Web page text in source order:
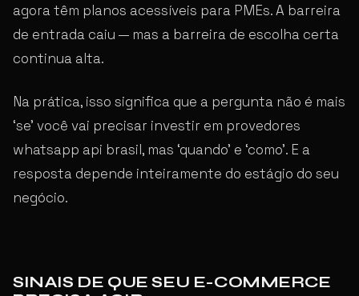
agora têm planos acessíveis para PMEs. A barreira
de entrada caiu — mas a barreira de escolha certa
continua alta.
Na prática, isso significa que a pergunta não é mais
‘se’ você vai precisar investir em provedores
whatsapp api brasil, mas ‘quando’ e ‘como’. E a
resposta depende inteiramente do estágio do seu
negócio.
SINAIS DE QUE SEU E-COMMERCE